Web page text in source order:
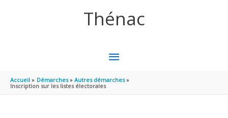
Thénac
MENU
PRINCIPAL
Accueil Démarches
Autres démarches
Inscription sur les listes électorales